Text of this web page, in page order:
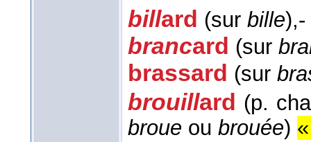
billard (sur bille),-
brancard (sur
brassard (sur
brouillard (p.
broue ou brouée)